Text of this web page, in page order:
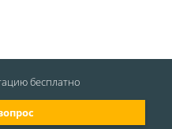
бесплатно